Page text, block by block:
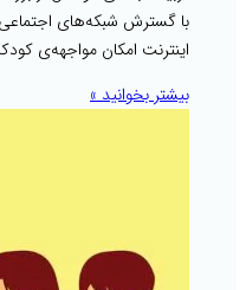
با گسترش شبکه‌های
اینترنت امکان مواجهه‌ی
بیشتر بخوانید »